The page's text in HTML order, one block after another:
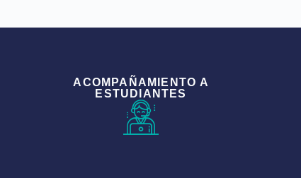
ACOMPAÑAMIENTO A
ESTUDIANTES